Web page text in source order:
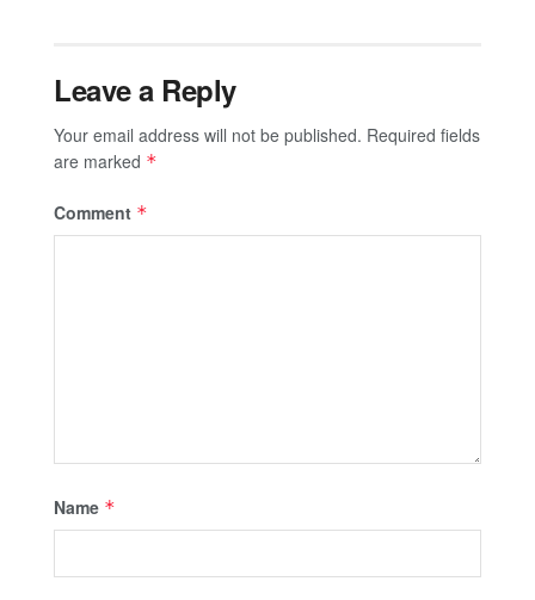
Leave a Reply
Your email address will not be published. Required fields
are marked *
Comment *
Name *